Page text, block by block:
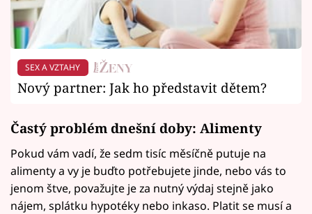
SEX A VZTAHY
Nový partner: Jak ho představit dětem?
Častý problém dnešní doby: Alimenty
Pokud vám vadí, že sedm tisíc měsíčně putuje na
alimenty a vy je buďto potřebujete jinde, nebo vás to
jenom štve, považujte je za nutný výdaj stejně jako
nájem, splátku hypotéky nebo inkaso. Platit se musí a